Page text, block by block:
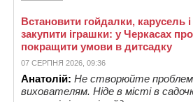
Встановити гойдалки, карусель і
закупити іграшки: у Черкасах
покращити умови в дитсадку
07 СЕРПНЯ 2026, 09:36
Анатолій: Не створюйте проблем
вихователям. Ніде в місті в